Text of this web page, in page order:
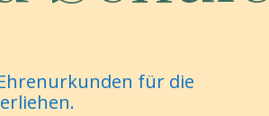
für die